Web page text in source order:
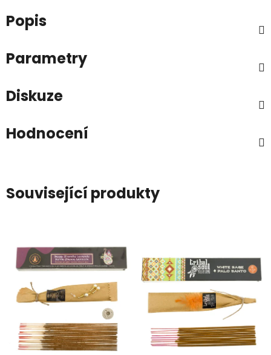
Popis
Parametry
Diskuze
Hodnocení
Související produkty